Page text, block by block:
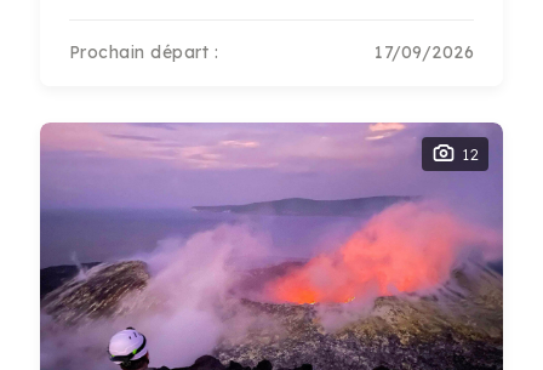
Prochain départ : 17/09/2026
12